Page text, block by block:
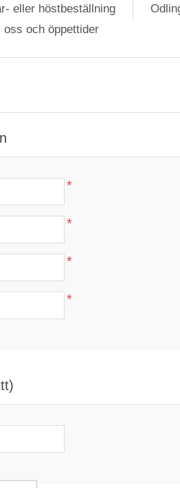
eller höstbeställning
oss och öppettider
*
*
*
*